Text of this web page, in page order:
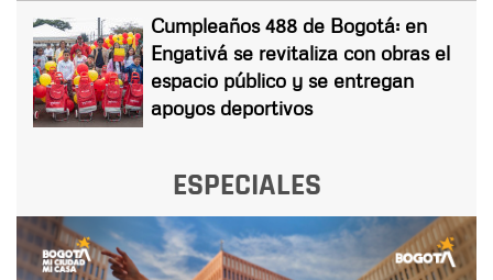
Cumpleaños 488 de Bogotá: en
Engativá se revitaliza con obras el
espacio público y se entregan
apoyos deportivos
ESPECIALES